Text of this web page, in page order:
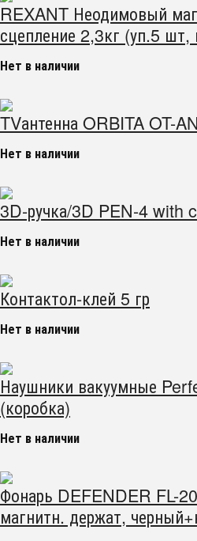
REXANT Неодимовый
сцепление 2,3кг (уп.5
Нет в наличии
TVантенна ORBITA OT-
Нет в наличии
3D-ручка/3D PEN-4 with
Нет в наличии
Контактол-клей 5 гр
Нет в наличии
Наушники вакуумные
(коробка)
Нет в наличии
Фонарь DEFENDER FL-
магнитн. держат,